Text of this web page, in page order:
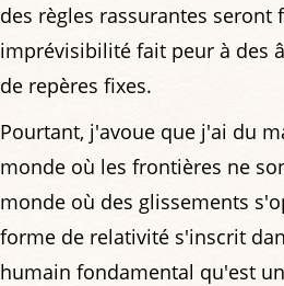
des règles rassurantes seront
imprévisibilité fait peur à des
de repères fixes.
Pourtant, j'avoue que j'ai du
monde où les frontières ne
monde où des glissements
forme de relativité s'inscrit
humain fondamental qu'est